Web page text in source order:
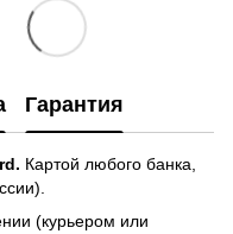
Гарантия
Картой любого банка,
(курьером или